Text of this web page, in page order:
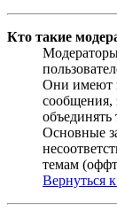
Кто такие
Они имеют
сообщения,
Основные
темам
Вернуться